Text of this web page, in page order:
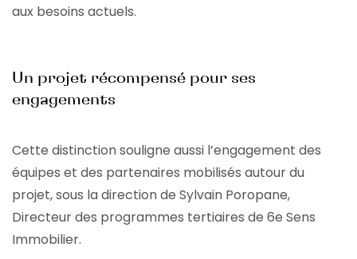
aux besoins actuels.
Un projet récompensé pour ses
engagements
Cette distinction souligne aussi l’engagement des
équipes et des partenaires mobilisés autour du
projet, sous la direction de Sylvain Poropane,
Directeur des programmes tertiaires de 6e Sens
Immobilier.